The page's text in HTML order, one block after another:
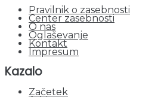
Pravilnik o zasebnosti
Center zasebnosti
O nas
Oglaševanje
Kontakt
Impresum
Kazalo
Začetek